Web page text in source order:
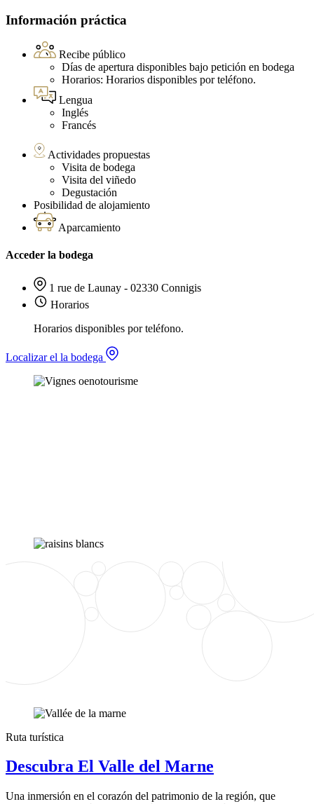
Información práctica
Recibe público
Días de apertura disponibles bajo petición en bodega
Horarios: Horarios disponibles por teléfono.
Lengua
Inglés
Francés
Actividades propuestas
Visita de bodega
Visita del viñedo
Degustación
Posibilidad de alojamiento
Aparcamiento
Acceder la bodega
1 rue de Launay - 02330 Connigis
Horarios
Horarios disponibles por teléfono.
Localizar el la bodega
Ruta turística
Descubra El Valle del Marne
Una inmersión en el corazón del patrimonio de la región, que